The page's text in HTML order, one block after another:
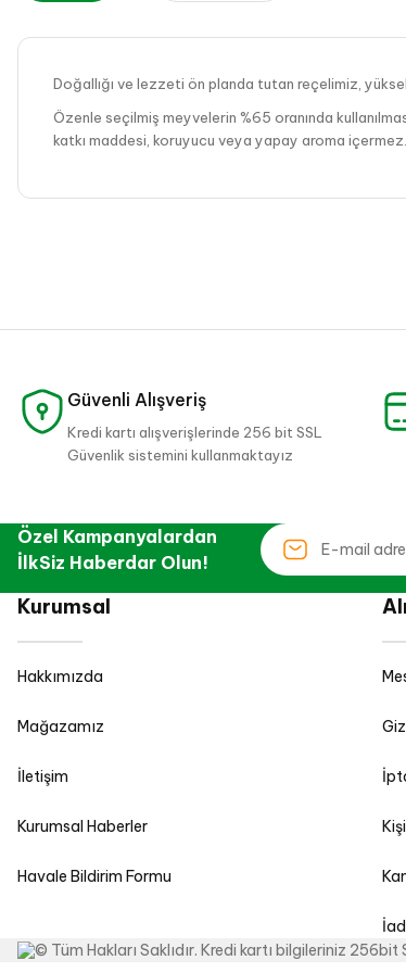
Doğallığı ve lezzeti ön planda tutan reçelimiz,
Özenle seçilmiş meyvelerin %65 oranında
katkı maddesi, koruyucu veya yapay aroma içermez.
Güvenli Alışveriş
Kredi kartı alışverişlerinde 256 bit SSL
Güvenlik sistemini kullanmaktayız
Özel Kampanyalardan
İlkSiz Haberdar Olun!
Kurumsal
Hakkımızda
Mağazamız
İletişim
Kurumsal Haberler
Havale Bildirim Formu
© Tüm Hakları Saklıdır. Kredi kartı bilgileriniz